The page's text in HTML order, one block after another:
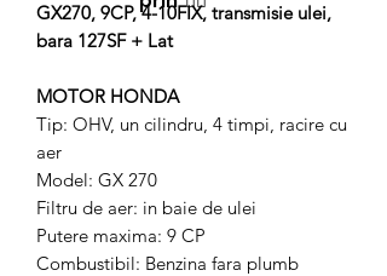
GX270, 9CP, 4-10FIX, transmisie ulei,
bara 127SF + Lat
MOTOR HONDA
Tip: OHV, un cilindru, 4 timpi, racire cu
aer
Model: GX 270
Filtru de aer: in baie de ulei
Putere maxima: 9 CP
Combustibil: Benzina fara plumb